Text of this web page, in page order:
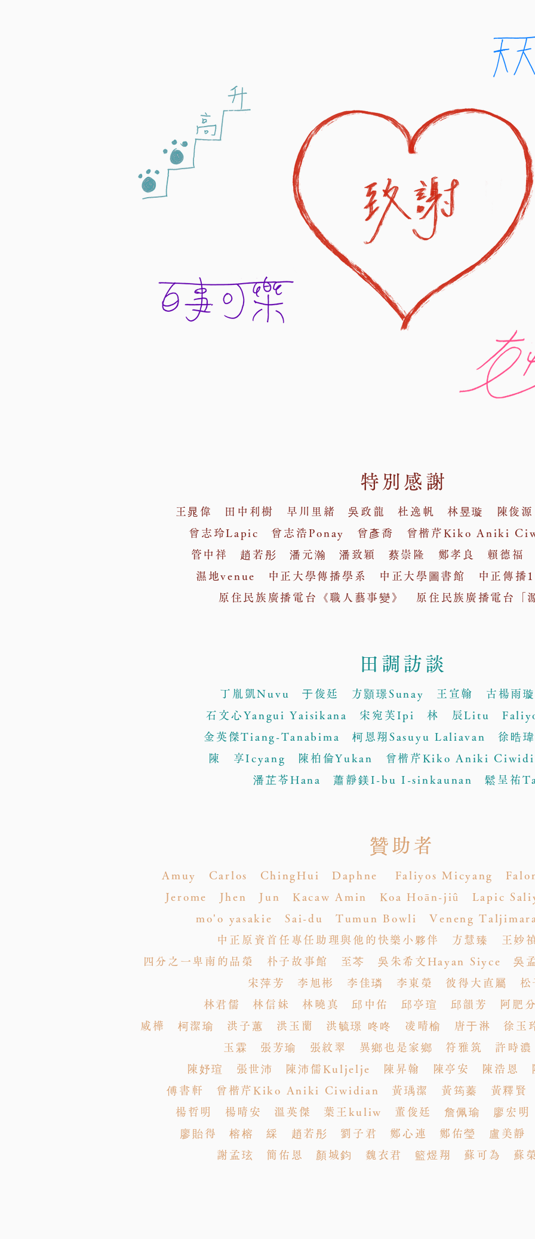
特別感謝
王晁偉 田中利樹 早川里緒 吳政龍 杜逸帆 林昱璇 陳俊
曾志玲Lapic 曾志浩Ponay 曾彥喬 曾楷芹Kiko Aniki
管中祥 趙若彤 潘元瀚 潘致穎 蔡崇隆 鄭孝良 賴德福
濕地venue 中正大學傳播學系 中正大學圖書館 中正傳播
原住民族廣播電台《職人藝事變》 原住民族廣播電台「
田調訪談
丁胤凱Nuvu 于俊廷 方顥璟Sunay 王宣翰 古楊雨
石文心Yangui Yaisikana 宋宛芙Ipi 林 辰Litu
金英傑Tiang-Tanabima 柯恩翔Sasuyu Laliavan 徐晧
陳 享Icyang 陳柏倫Yukan 曾楷芹Kiko Aniki
潘芷苓Hana 蕭靜鎂I-bu I-sinkaunan 鬆呈祐
贊助者
Amuy Carlos ChingHui Daphne Faliyos Micyang
Jerome Jhen Jun Kacaw Amin Koa Hoān-jiû Lapic
mo'o yasakie Sai-du Tumun Bowli Veneng
中正原資首任專任助理與他的快樂小夥伴 方慧臻 王妙
四分之一卑南的品榮 朴子故事館 至芩 吳朱希文Hayan Siyce
宋萍芳 李旭彬 李佳璘 李東榮 彼得大直屬 松
林君儒 林信妹 林曉真 邱中佑 邱亭瑄 邱韻芳 阿肥分
威樺 柯潔瑜 洪子蕙 洪玉蘭 洪毓璟 咚咚 凌晴榆 唐于淋 徐
玉霖 張芳瑜 張紋翠 異鄉也是家鄉 符雅筑 許時
陳妤瑄 張世沛 陳沛儒Kuljelje 陳昇翰 陳亭安 陳浩恩
傅書軒 曾楷芹Kiko Aniki Ciwidian 黃瑀潔 黃筠蓁 黃釋賢
楊哲明 楊晴安 溫英傑 葉王kuliw 董俊廷 詹佩瑜 廖宏
廖貽得 榕榕 綵 趙若彤 劉子君 鄭心連 鄭佑瑩 盧美靜
謝孟玹 簡佑恩 顏城鈞 魏衣君 籃煜翔 蘇可為 蘇